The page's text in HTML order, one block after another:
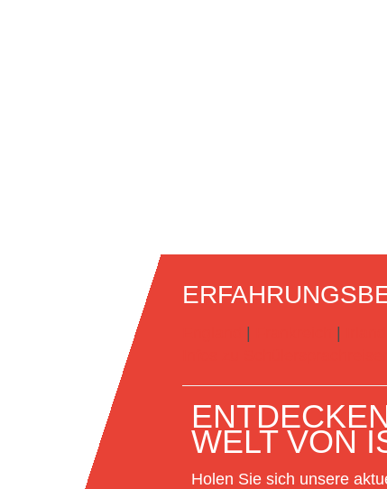
WELT VON
Holen Sie sich unsere